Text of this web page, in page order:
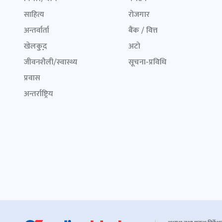
साहित्य
अन्तर्वार्ता
खेलकुद़़
जीवनशैली/स्वास्थ्य
प्रवास
अन्तर्राष्ट्रिय
रोजगार
बैंक / वित्त
अटो
सूचना-प्रविधि